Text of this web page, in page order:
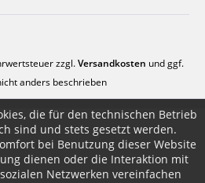
zzgl.Versandkosten und ggf.
anders beschrieben
die für den technischen Betrieb
sind und stets gesetzt werden.
bei Benutzung dieser Website
dienen oder die Interaktion mit
Netzwerken vereinfachen